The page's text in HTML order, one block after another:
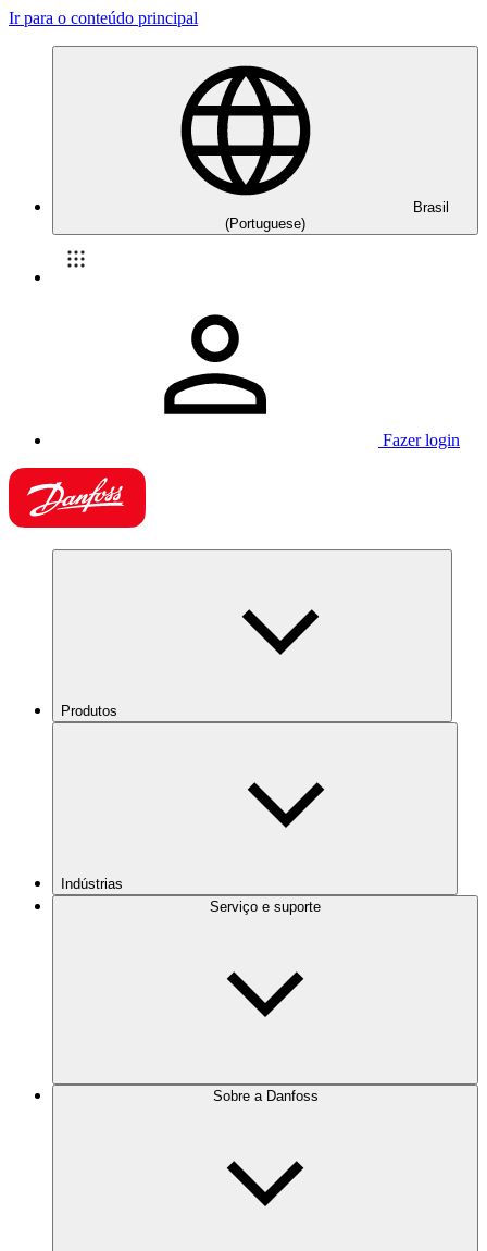
Ir para o conteúdo principal
Brasil
(Portuguese)
Fazer login
Produtos
Indústrias
Serviço e suporte
Sobre a Danfoss